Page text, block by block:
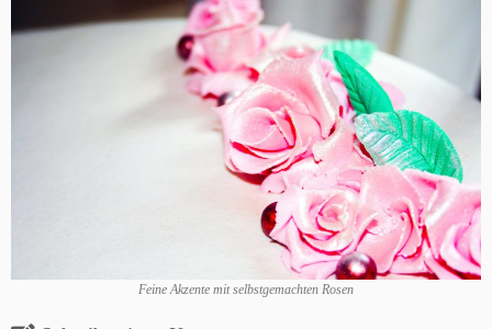
Feine Akzente mit selbstgemachten Rosen